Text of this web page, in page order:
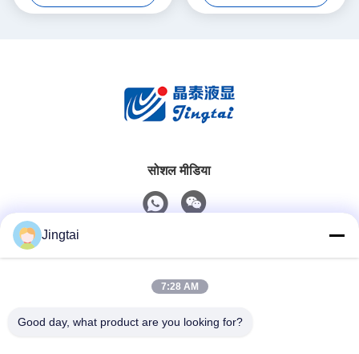
सोशल मीडिया
0086-755-27491128
Jingtai
7:28 AM
Good day, what product are you looking for?